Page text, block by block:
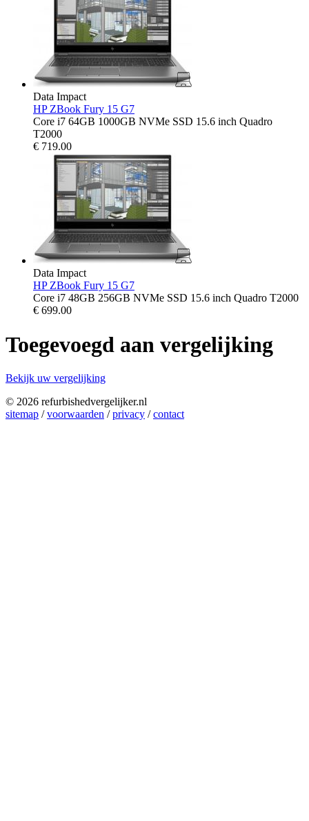
Data Impact
HP ZBook Fury 15 G7
Core i7 64GB 1000GB NVMe SSD 15.6 inch Quadro
T2000
€ 719.00
Data Impact
HP ZBook Fury 15 G7
Core i7 48GB 256GB NVMe SSD 15.6 inch Quadro T2000
€ 699.00
Toegevoegd aan vergelijking
Bekijk uw vergelijking
© 2026 refurbishedvergelijker.nl
sitemap /voorwaarden /privacy /contact